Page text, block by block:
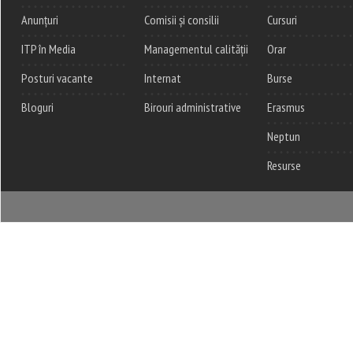
Anunțuri
ITP în Media
Posturi vacante
Bloguri
Comisii și consilii
Managementul calității
Internat
Birouri administrative
Cursuri
Orar
Burse
Erasmus
Neptun
Resurse